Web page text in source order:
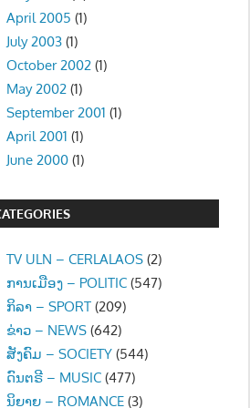
April 2005 (1)
July 2003 (1)
October 2002 (1)
May 2002 (1)
September 2001 (1)
April 2001 (1)
June 2000 (1)
TV ULN – CERLALAOS (2)
ການເມືອງ – POLITIC (547)
ກິລາ – SPORT (209)
ຂ່າວ – NEWS (642)
ສັງຄົມ – SOCIETY (544)
ດົນຕຣີ – MUSIC (477)
ນິຍາຍ – ROMANCE (3)